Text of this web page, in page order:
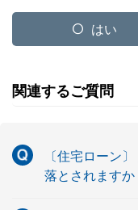
はい
関連するご質問
〔住宅ローン
落とされますか